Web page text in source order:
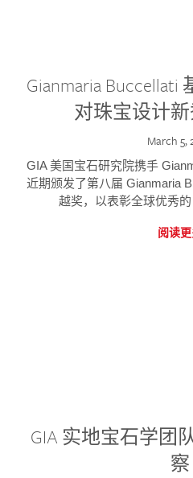
Gianmaria
对珠宝设计
March 5,
GIA 美国宝石研究院携手
近期颁发了第八届 Gianmaria
越奖，以表彰全球优秀的
阅读
GIA 实地宝石学团
察